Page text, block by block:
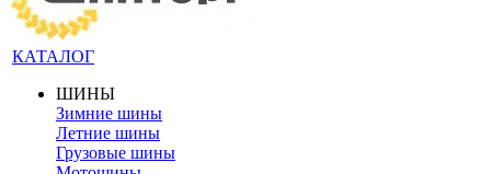
КАТАЛОГ
ШИНЫ
Зимние шины
Летние шины
Грузовые шины